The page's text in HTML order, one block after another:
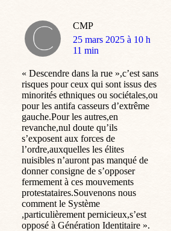
CMP
dit
:
25 mars 2025 à 10 h
11 min
« Descendre dans la rue »,c’est sans
risques pour ceux qui sont issus des
minorités ethniques ou sociétales,ou
pour les antifa casseurs d’extrême
gauche.Pour les autres,en
revanche,nul doute qu’ils
s’exposent aux forces de
l’ordre,auxquelles les élites
nuisibles n’auront pas manqué de
donner consigne de s’opposer
fermement à ces mouvements
protestataires.Souvenons nous
comment le Système
,particulièrement pernicieux,s’est
opposé à Génération Identitaire ».